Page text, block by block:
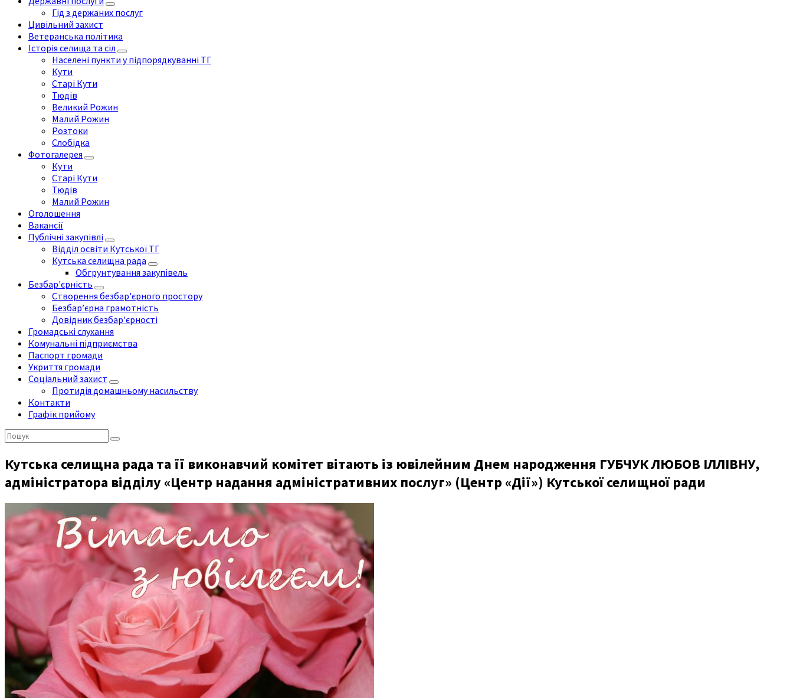
Гід з держаних послуг
Цивільний захист
Ветеранська політика
Історія селища та сіл
Населені пункти у підпорядкуванні ТГ
Кути
Старі Кути
Тюдів
Великий Рожин
Малий Рожин
Розтоки
Слобідка
Фотогалерея
Кути
Старі Кути
Тюдів
Малий Рожин
Оголошення
Вакансії
Публічні закупівлі
Відділ освіти Кутської ТГ
Кутська селищна рада
Обгрунтування закупівель
Безбар'єрність
Створення безбар'єрного простору
Безбар’єрна грамотність
Довідник безбар'єрності
Громадські слухання
Комунальні підприємства
Паспорт громади
Укриття громади
Соціальний захист
Протидія домашньому насильству
Контакти
Графік прийому
Пошук:
Кутська селищна рада та її виконавчий комітет вітають із ювілейним Днем народження ГУБЧУК ЛЮБОВ ІЛЛІВНУ,
адміністратора відділу «Центр надання адміністративних послуг» (Центр «Дії») Кутської селищної ради